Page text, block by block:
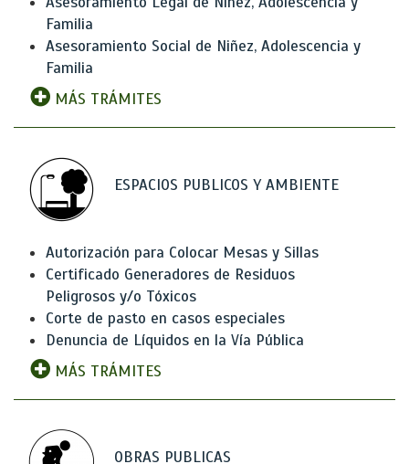
Familia
Asesoramiento Social de Niñez, Adolescencia y
Familia
MÁS TRÁMITES
ESPACIOS PUBLICOS Y AMBIENTE
Autorización para Colocar Mesas y Sillas
Certificado Generadores de Residuos
Peligrosos y/o Tóxicos
Corte de pasto en casos especiales
Denuncia de Líquidos en la Vía Pública
MÁS TRÁMITES
OBRAS PUBLICAS